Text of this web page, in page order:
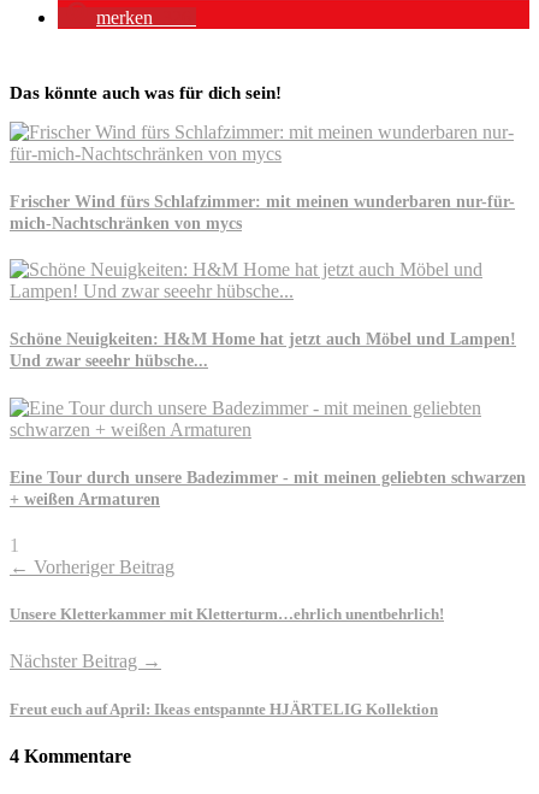
merken
Das könnte auch was für dich sein!
Frischer Wind fürs Schlafzimmer: mit meinen wunderbaren nur-für-
mich-Nachtschränken von mycs
Schöne Neuigkeiten: H&M Home hat jetzt auch Möbel und Lampen!
Und zwar seeehr hübsche...
Eine Tour durch unsere Badezimmer - mit meinen geliebten schwarzen
+ weißen Armaturen
1
← Vorheriger Beitrag
Unsere Kletterkammer mit Kletterturm…ehrlich unentbehrlich!
Nächster Beitrag →
Freut euch auf April: Ikeas entspannte HJÄRTELIG Kollektion
4 Kommentare